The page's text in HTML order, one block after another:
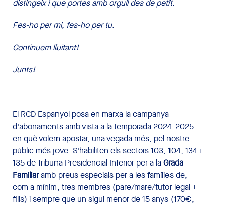
distingeix i que portes amb orgull des de petit.
Fes-ho per mi, fes-ho per tu.
Continuem lluitant!
Junts!
El RCD Espanyol posa en marxa la campanya
d'abonaments amb vista a la temporada 2024-2025
en què volem apostar, una vegada més, pel nostre
públic més jove. S'habiliten els sectors 103, 104, 134 i
135 de Tribuna Presidencial Inferior per a laGrada
Familiaramb preus especials per a les famílies de,
com a mínim, tres membres (pare/mare/tutor legal +
fills) i sempre que un sigui menor de 15 anys (170€,